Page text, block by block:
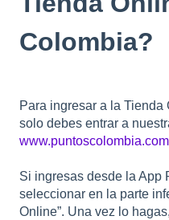
Colombia?
Para ingresar a la
solo debes entrar a
www.puntoscolombia.com
Si ingresas desde la App
seleccionar en la parte
Online”. Una vez lo